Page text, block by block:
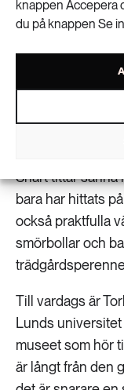
knappen Accepera
du på knappen Se
En försommardag
brunnävor,
passerat men
att ge och
Snart tittar
bara har hittats
också praktfulla
smörbollar och
Till vardags är
Lunds
museet som hör
är långt från den